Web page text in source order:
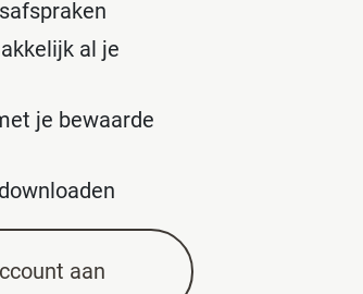
al je
je bewaarde
aan